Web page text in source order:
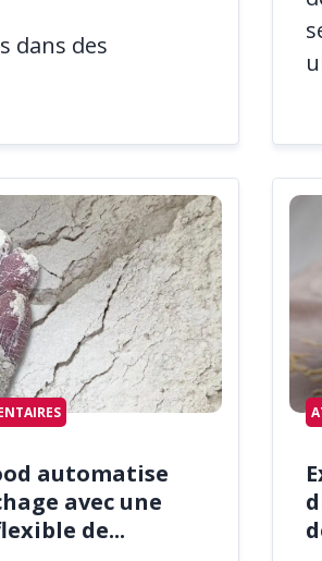
dans des
automatise
avec une
de...